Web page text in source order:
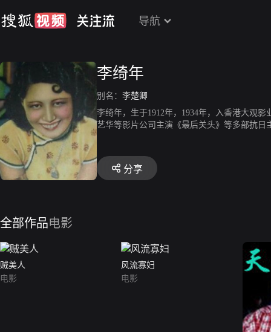
导航
李绮年
别名： 李楚卿
李绮年，生于1912年，1934年，入香港大观
艺华等影片公司主演《最后关头》等多部抗日
分享
全部作品电影
贼美人
电影
风流寡妇
电影